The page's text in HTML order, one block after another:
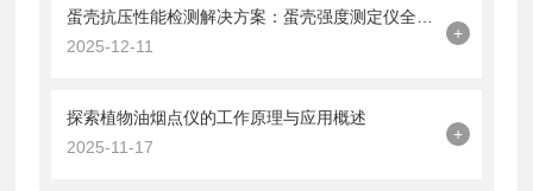
2025-12-11
+
探索植物油烟点仪的工作原理与应用概述
2025-11-17
+